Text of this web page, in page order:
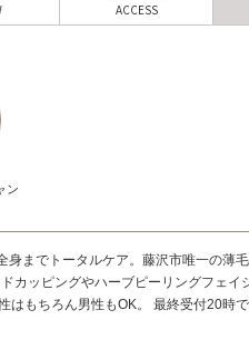
ACCESS
ン
身までトータルケア。藤沢市唯一の薄
カッピングやハーブピーリングフェイ
はもちろん男性もOK。 最終受付20時